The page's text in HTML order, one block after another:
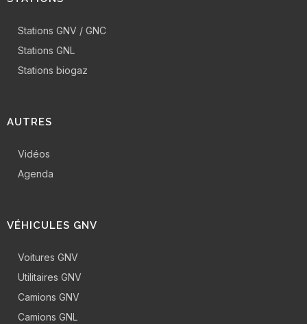
Stations GNV / GNC
Stations GNL
Stations biogaz
AUTRES
Vidéos
Agenda
VÉHICULES GNV
Voitures GNV
Utilitaires GNV
Camions GNV
Camions GNL